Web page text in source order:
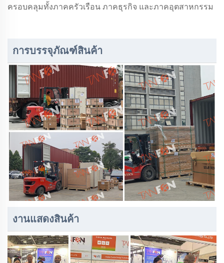
ครอบคลุมทั้งภาคครัวเรือน ภาคธุรกิจ และภาคอุตสาหกรรม
การบรรจุภัณฑ์สินค้า
งานแสดงสินค้า